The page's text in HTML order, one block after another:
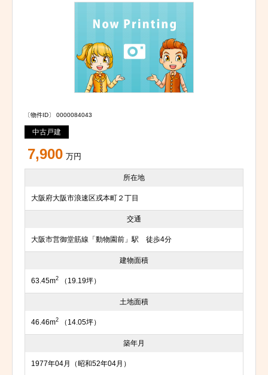
〔物件ID〕 0000084043
中古戸建
7,900 万円
所在地
大阪府大阪市浪速区戎本町２丁目
交通
大阪市営御堂筋線「動物園前」駅 徒歩4分
建物面積
63.45m2 （19.19坪）
土地面積
46.46m2 （14.05坪）
築年月
1977年04月（昭和52年04月）